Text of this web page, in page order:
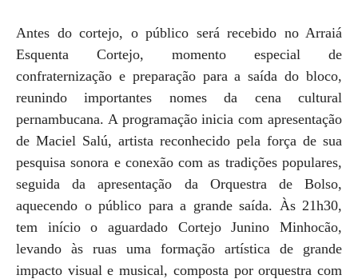
Antes do cortejo, o público será recebido no Arraiá
Esquenta Cortejo, momento especial de
confraternização e preparação para a saída do bloco,
reunindo importantes nomes da cena cultural
pernambucana. A programação inicia com apresentação
de Maciel Salú, artista reconhecido pela força de sua
pesquisa sonora e conexão com as tradições populares,
seguida da apresentação da Orquestra de Bolso,
aquecendo o público para a grande saída. Às 21h30,
tem início o aguardado Cortejo Junino Minhocão,
levando às ruas uma formação artística de grande
impacto visual e musical, composta por orquestra com